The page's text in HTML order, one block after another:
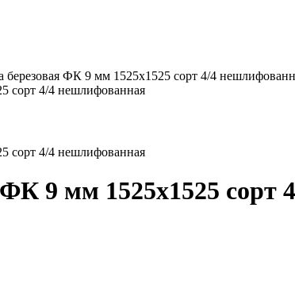
березовая ФК 9 мм 1525х1525 сорт 4/4
9 мм 1525х1525 сорт